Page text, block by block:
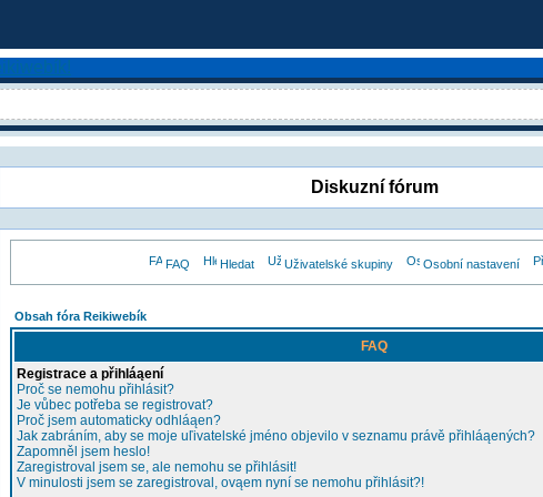
Diskuzní fórum
FAQ Hledat Uživatelské skupiny Osobní nastavení
Obsah fóra Reikiwebík
FAQ
Registrace a přihláąení
Proč se nemohu přihlásit?
Je vůbec potřeba se registrovat?
Proč jsem automaticky odhláąen?
Jak zabráním, aby se moje uľivatelské jméno objevilo v seznamu právě přihláąených?
Zapomněl jsem heslo!
Zaregistroval jsem se, ale nemohu se přihlásit!
V minulosti jsem se zaregistroval, ovąem nyní se nemohu přihlásit?!